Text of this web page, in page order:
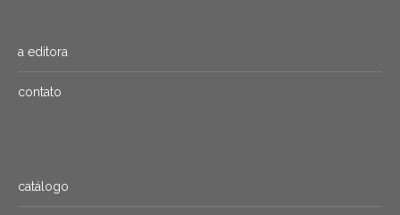
a editora
contato
catálogo